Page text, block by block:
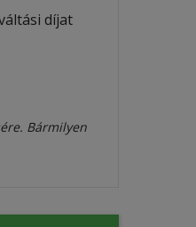
díjat
Bármilyen